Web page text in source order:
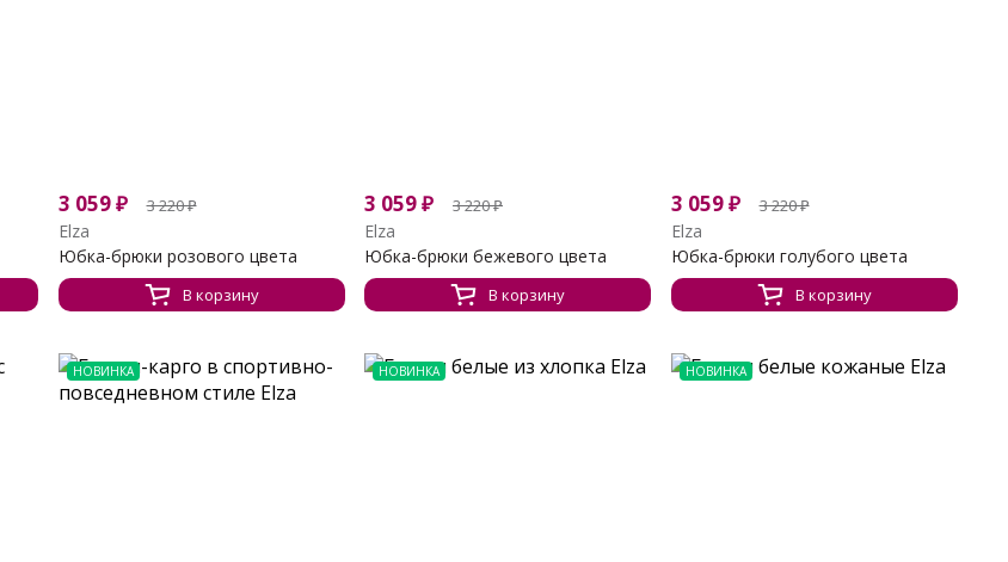
3 059₽ 3 220₽
Elza
Юбка-брюки розового цвета
В корзину
3 059₽ 3 220₽
Elza
Юбка-брюки бежевого цвета
В корзину
3 059₽ 3 220₽
Elza
Юбка-брюки голубого цвета
В корзину
НОВИНКА НОВИНКА НОВИНКА